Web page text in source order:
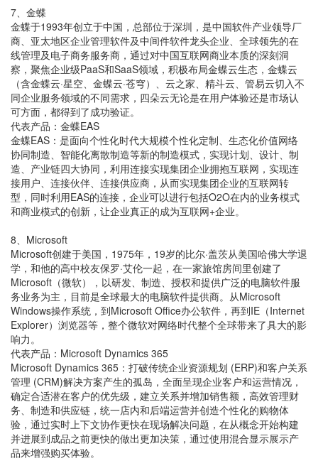
7、金蝶
金蝶于1993年创立于中国，总部位于深圳，是中国软件产业领导厂
商、亚太地区企业管理软件及中间件软件龙头企业、全球领先的在
线管理及电子商务服务商，通过对中国互联网商业本质的深刻洞
察，聚焦企业级PaaS和SaaS领域，积极布局金蝶云生态，金蝶云
（含金蝶云·星空、金蝶云·苍穹）、云之家、精斗云、管易云切入不
同企业服务领域的不同需求，四朵云无论是在用户体验还是市场认
可方面，都得到了成功验证。
代表产品：金蝶EAS
金蝶EAS：是面向个性化时代大规模个性化定制、生态化价值网络
协同制造、智能化离散制造等新的制造模式，实现计划、设计、制
造、产业链四大协同，利用连接实现集团企业拥抱互联网，实现连
接用户、连接伙伴、连接供应商，从而实现集团企业的互联网转
型，同时利用EAS的连接，企业可以进行包括O2O在内的业务模式
和商业模式的创新，让企业真正的成为互联网+企业。
8、Microsoft
Microsoft创建于美国，1975年，19岁的比尔·盖茨从美国哈佛大学退
学，和他的高中校友保罗·艾伦一起，在一家旅馆房间里创建了
Microsoft（微软），以研发、制造、授权和提供广泛的电脑软件服
务业务为主，目前是全球最大的电脑软件提供商。从Microsoft
Windows操作系统，到Microsoft Office办公软件，再到IE（Internet
Explorer）浏览器等，整个微软对网络时代整个全球带来了具大的影
响力。
代表产品：Microsoft Dynamics 365
Microsoft Dynamics 365：打破传统企业资源规划 (ERP)和客户关系
管理 (CRM)解决方案产生的孤岛，全面呈现企业客户和运营情况，
确定合适潜在客户的优先级，建立关系并增加销售额，高效管理财
务、制造和供应链，统一店内和后端运营并创造个性化的购物体
验，通过实时上下文协作更快在现场解决问题，在从概念开始构建
并进展到成品之前更快的做出更加决策，通过使用混合显示展示产
品来增强购买体验。